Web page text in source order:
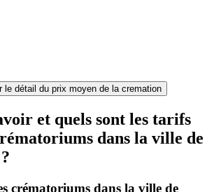
le détail du prix moyen de la cremation
et quels sont les tarifs
dans la ville de
crématoriums dans la ville de